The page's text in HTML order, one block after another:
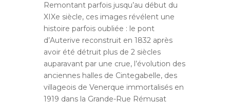
Remontant parfois jusqu’au début du
XIXe siècle, ces images révélent une
histoire parfois oubliée : le pont
d’Auterive reconstruit en 1832 après
avoir été détruit plus de 2 siècles
auparavant par une crue, l’évolution des
anciennes halles de Cintegabelle, des
villageois de Venerque immortalisés en
1919 dans la Grande-Rue Rémusat